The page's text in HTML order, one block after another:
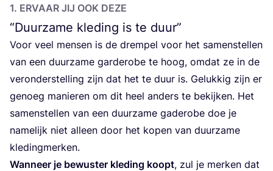
1. ERVAAR JIJ OOK DEZE
“Duurzame kleding is te duur”
Voor veel men­sen is de drem­pel voor het samen­stel­len
van een duur­za­me gar­de­ro­be te hoog, omdat ze in de
ver­on­der­stel­ling zijn dat het te duur is. Geluk­kig zijn er
genoeg manie­ren om dit heel anders te bekij­ken. Het
samen­stel­len van een duur­za­me gade­ro­be doe je
name­lijk niet alleen door het kopen van duur­za­me
kledingmerken.
Wan­neer je bewus­ter kle­ding koopt, zul je mer­ken dat